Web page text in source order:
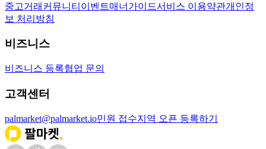
중고거래 커뮤니티 이벤트매너가이드서비스 이용약관개인정
보 처리방침
비즈니스
비즈니스 등록협업 문의
고객센터
palmarket@palmarket.io민원 접수지역 오픈 등록하기